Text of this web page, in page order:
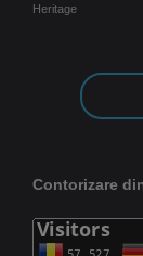
Heritage
Contorizare